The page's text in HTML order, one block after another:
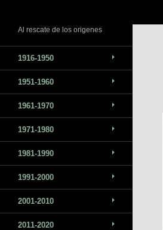
Al rescate de los origenes
1916-1950
1951-1960
1961-1970
1971-1980
1981-1990
1991-2000
2001-2010
2011-2020